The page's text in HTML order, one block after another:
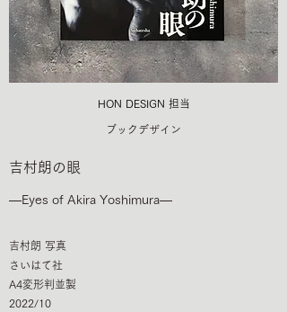
HON DESIGN​ 担当
ブックデザイン
吉村朗の眼
―Eyes of Akira Yoshimura―
吉村朗 写真
さいはて社
A4変形判並製
2022/10